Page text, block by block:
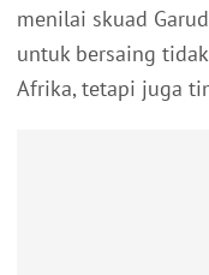
menilai skuad
untuk bersaing
Afrika, tetapi juga